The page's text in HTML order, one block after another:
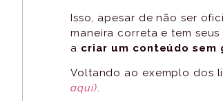
Isso, apesar de não ser
maneira correta e tem
a criar um conteúdo sem
Voltando ao exemplo dos
aqui).